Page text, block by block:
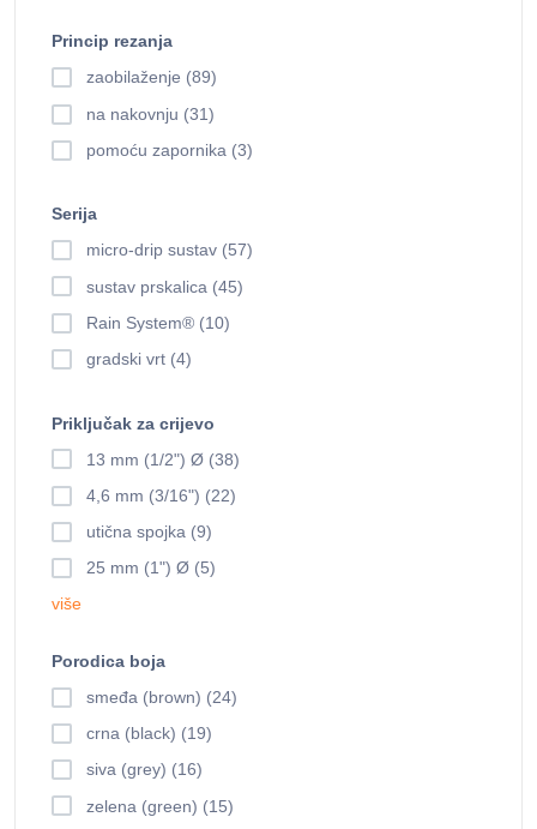
Princip rezanja
zaobilaženje (89)
na nakovnju (31)
pomoću zapornika (3)
Serija
micro-drip sustav (57)
sustav prskalica (45)
Rain System® (10)
gradski vrt (4)
Priključak za crijevo
13 mm (1/2") Ø (38)
4,6 mm (3/16") (22)
utična spojka (9)
25 mm (1") Ø (5)
više
Porodica boja
smeđa (brown) (24)
crna (black) (19)
siva (grey) (16)
zelena (green) (15)